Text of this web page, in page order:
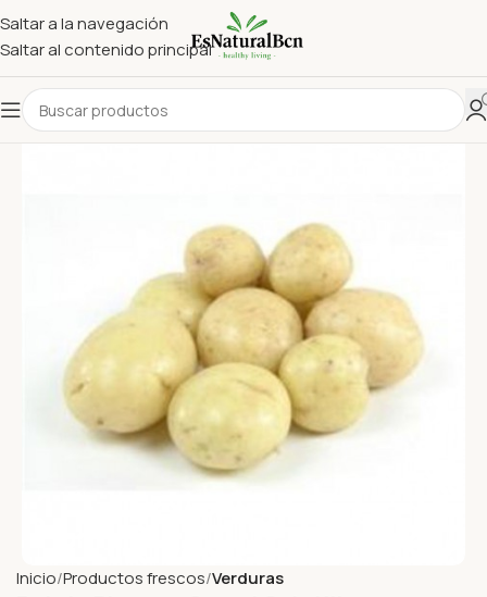
Saltar a la navegación
Saltar al contenido principal
Inicio Productos frescos Verduras